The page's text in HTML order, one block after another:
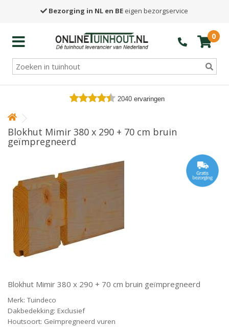
Bezorging in NL en BE eigen bezorgservice
0
2040 ervaringen
Blokhut Mimir 380 x 290 + 70 cm bruin
geïmpregneerd
Blokhut Mimir 380 x 290 + 70 cm bruin geïmpregneerd
Merk: Tuindeco
Dakbedekking: Exclusief
Houtsoort: Geïmpregneerd vuren